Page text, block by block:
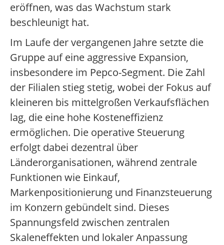
eröffnen, was das Wachstum stark
beschleunigt hat.
Im Laufe der vergangenen Jahre setzte die
Gruppe auf eine aggressive Expansion,
insbesondere im Pepco-Segment. Die Zahl
der Filialen stieg stetig, wobei der Fokus auf
kleineren bis mittelgroßen Verkaufsflächen
lag, die eine hohe Kosteneffizienz
ermöglichen. Die operative Steuerung
erfolgt dabei dezentral über
Länderorganisationen, während zentrale
Funktionen wie Einkauf,
Markenpositionierung und Finanzsteuerung
im Konzern gebündelt sind. Dieses
Spannungsfeld zwischen zentralen
Skaleneffekten und lokaler Anpassung